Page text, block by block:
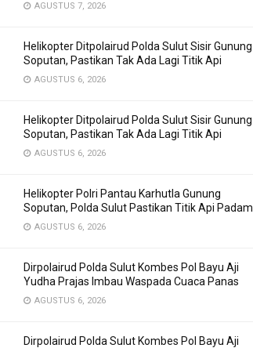
AGUSTUS 7, 2026
Helikopter Ditpolairud Polda Sulut Sisir Gunung
Soputan, Pastikan Tak Ada Lagi Titik Api
AGUSTUS 6, 2026
Helikopter Ditpolairud Polda Sulut Sisir Gunung
Soputan, Pastikan Tak Ada Lagi Titik Api
AGUSTUS 6, 2026
Helikopter Polri Pantau Karhutla Gunung
Soputan, Polda Sulut Pastikan Titik Api Padam
AGUSTUS 6, 2026
Dirpolairud Polda Sulut Kombes Pol Bayu Aji
Yudha Prajas Imbau Waspada Cuaca Panas
AGUSTUS 6, 2026
Dirpolairud Polda Sulut Kombes Pol Bayu Aji